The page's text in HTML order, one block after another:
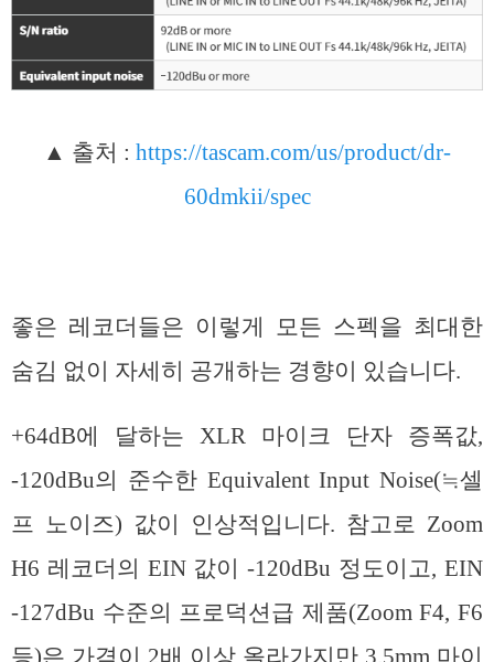
▲ 출처 : https://tascam.com/us/product/dr-
60dmkii/spec
좋은 레코더들은 이렇게 모든 스펙을 최대한
숨김 없이 자세히 공개하는 경향이 있습니다.
+64dB에 달하는 XLR 마이크 단자 증폭값,
-120dBu의 준수한 Equivalent Input Noise(≒셀
프 노이즈) 값이 인상적입니다. 참고로 Zoom
H6 레코더의 EIN 값이 -120dBu 정도이고, EIN
-127dBu 수준의 프로덕션급 제품(Zoom F4, F6
등)은 가격이 2배 이상 올라가지만 3.5mm 마이